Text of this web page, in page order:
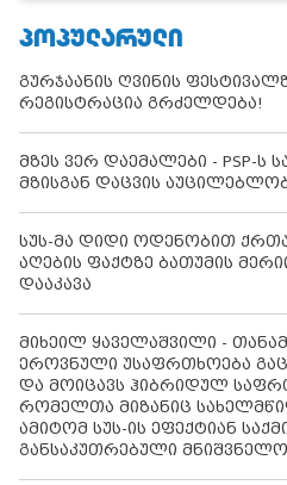
ᲞᲝᲞᲣᲚᲐᲠᲣᲚᲘ
გურჯაანის ღვინის
რეგისტრაცია გრძელდება!
მზეს ვერ დაემალები - PSP-ს
მზისგან დაცვის
სუს-მა დიდი ოდენობით
აღების ფაქტზე ბათუმის
დააკავა
მიხეილ ყაველაშვილი -
ეროვნული უსაფრთხოება
და მოიცავს ჰიბრიდულ
რომელთა მიზანიც
ამიტომ სუს-ის ეფექტიან
განსაკუთრებული